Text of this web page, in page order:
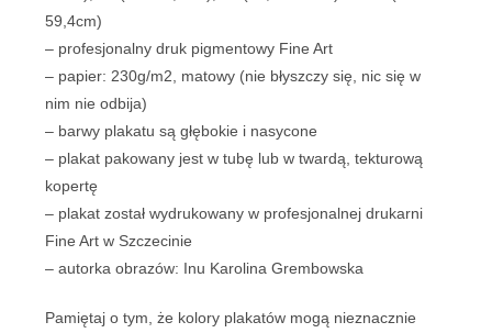
59,4cm)
– profesjonalny druk pigmentowy Fine Art
– papier: 230g/m2, matowy (nie błyszczy się, nic się w
nim nie odbija)
– barwy plakatu są głębokie i nasycone
– plakat pakowany jest w tubę lub w twardą, tekturową
kopertę
– plakat został wydrukowany w profesjonalnej drukarni
Fine Art w Szczecinie
– autorka obrazów: Inu Karolina Grembowska
Pamiętaj o tym, że kolory plakatów mogą nieznacznie